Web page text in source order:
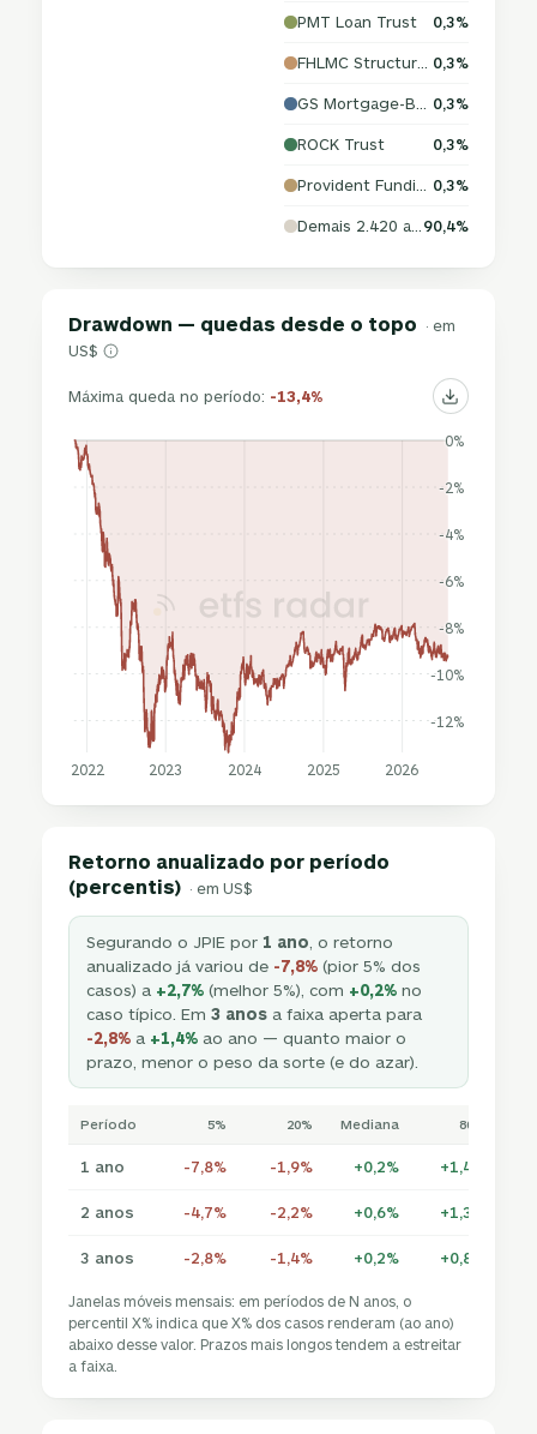
PMT Loan Trust 0,3%
0,3%
0,3%
ROCK Trust 0,3%
0,3%
90,4%
Drawdown — quedas desde o topo · em
US$
Máxima queda no período: -13,4%
-12%
-10%
-8%
-6%
-4%
-2%
0%
2022 2023 2024 2025 2026
Retorno anualizado por período
(percentis) · em US$
Segurando o JPIE por 1 ano , o retorno
anualizado já variou de -7,8% (pior 5% dos
casos) a +2,7% (melhor 5%), com +0,2% no
caso típico. Em3 anos a faixa aperta para
-2,8% a +1,4% ao ano — quanto maior o
prazo, menor o peso da sorte (e do azar).
Período 5% 20% Mediana 80%
1 ano -7,8% -1,9% +0,2% +1,4%
2 anos -4,7% -2,2% +0,6% +1,3%
3 anos -2,8% -1,4% +0,2% +0,8%
Janelas móveis mensais: em períodos de N anos, o
percentil X% indica que X% dos casos renderam (ao ano)
abaixo desse valor. Prazos mais longos tendem a estreitar
a faixa.